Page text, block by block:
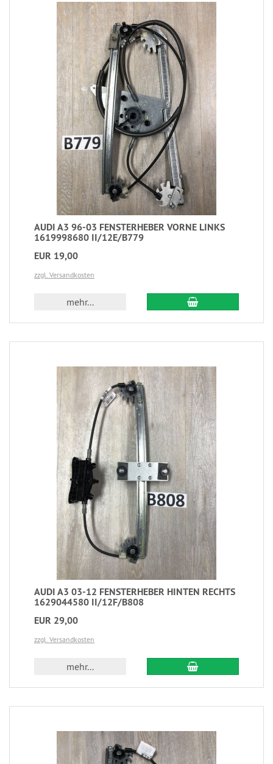
AUDI A3 96-03 FENSTERHEBER VORNE LINKS
1619998680 II/12E/B779
EUR 19,00
zzgl. Versandkosten
mehr...
AUDI A3 03-12 FENSTERHEBER HINTEN RECHTS
1629044580 II/12F/B808
EUR 29,00
zzgl. Versandkosten
mehr...